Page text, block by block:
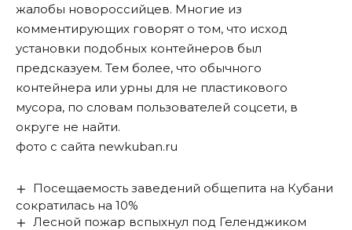
жалобы новороссийцев. Многие из
комментирующих говорят о том, что исход
установки подобных контейнеров был
предсказуем. Тем более, что обычного
контейнера или урны для не пластикового
мусора, по словам пользователей соцсети, в
округе не найти.
фото с сайта newkuban.ru
Посещаемость заведений общепита на Кубани
сократилась на 10%
Лесной пожар вспыхнул под Геленджиком